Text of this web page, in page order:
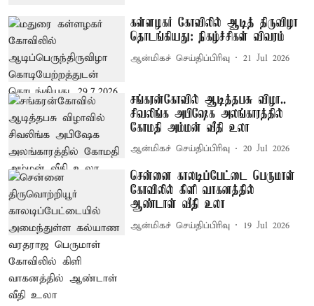
கள்ளழகர் கோவிலில் ஆடித் திருவிழா
தொடங்கியது: நிகழ்ச்சிகள் விவரம்
ஆன்மிகச் செய்திப்பிரிவு 21 Jul 2026
சங்கரன்கோவில் ஆடித்தபசு விழா..
சிவலிங்க அபிஷேக அலங்காரத்தில்
கோமதி அம்மன் வீதி உலா
ஆன்மிகச் செய்திப்பிரிவு 20 Jul 2026
சென்னை காலடிப்பேட்டை பெருமாள்
கோவிலில் கிளி வாகனத்தில்
ஆண்டாள் வீதி உலா
ஆன்மிகச் செய்திப்பிரிவு 19 Jul 2026